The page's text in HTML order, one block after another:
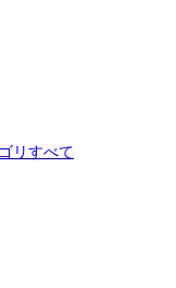
リすべて